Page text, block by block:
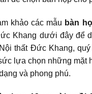
khảo các mẫu bàn
Khang dưới đây để
thất Đức Khang, quý
lựa chọn những mặt
và phong phú.